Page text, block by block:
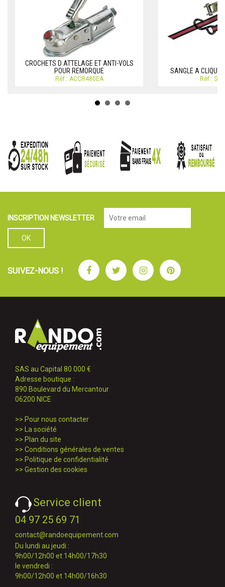
CROCHETS D ATTELAGE ET ANTI-VOLS
POUR REMORQUE
Réf.: ACCR480EA
SANGLE A
Réf.:
INSCRIPTION NEWSLETTER
SUIVEZ-NOUS ! FacebookTwitterInstagramPinterest
SAS au Capital 80 000 €
Adresse boutique :
890 Boulevard du Mercantour
06200 NICE
>> Pour nous contacter
>>
La société
>> Plan du site
>> Conditions générales de ventes
>> Politique de confidentialité
>> Gestion des cookies
Service client
04 97 25 69 71
contact@randoequipement.com
Du lundi au jeudi :
9h00/12h00 et 14h00/17h30
le vendredi :
9h00/12h00 et 14h00/16h30